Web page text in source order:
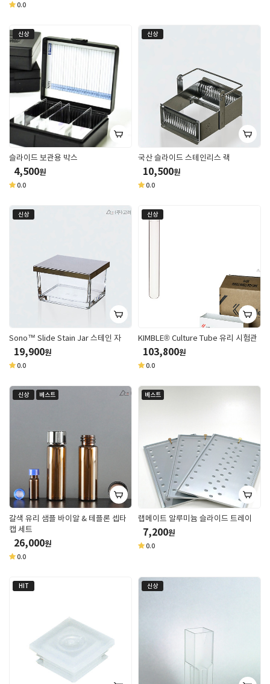
0.0
신상
슬라이드 보관용 박스
4,500원
0.0
신상
국산 슬라이드 스테인리스 랙
10,500원
0.0
신상
Sono™ Slide Stain Jar 스테인 자
19,900원
0.0
신상
KIMBLE® Culture Tube 유리 시험관
103,800원
0.0
신상 베스트
갈색 유리 샘플 바이알 & 테플론 셉타
캡 세트
26,000원
0.0
베스트
랩메이트 알루미늄 슬라이드 트레이
7,200원
0.0
HIT 신상